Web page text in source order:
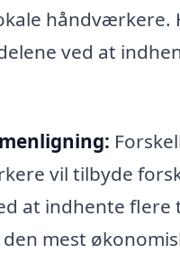
håndværkere.
ved at
vil tilbyde
at indhente flere
mest